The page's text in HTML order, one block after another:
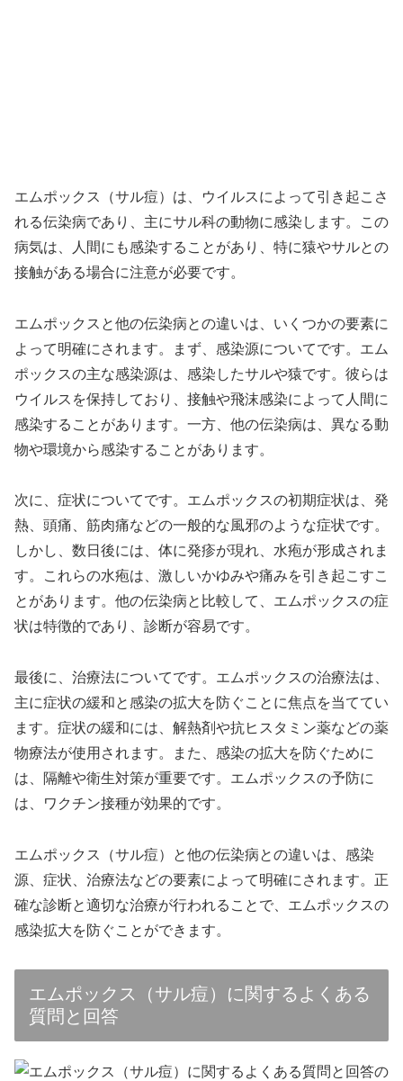
エムポックス（サル痘）は、ウイルスによって引き起こさ
れる伝染病であり、主にサル科の動物に感染します。この
病気は、人間にも感染することがあり、特に猿やサルとの
接触がある場合に注意が必要です。
エムポックスと他の伝染病との違いは、いくつかの要素に
よって明確にされます。まず、感染源についてです。エム
ポックスの主な感染源は、感染したサルや猿です。彼らは
ウイルスを保持しており、接触や飛沫感染によって人間に
感染することがあります。一方、他の伝染病は、異なる動
物や環境から感染することがあります。
次に、症状についてです。エムポックスの初期症状は、発
熱、頭痛、筋肉痛などの一般的な風邪のような症状です。
しかし、数日後には、体に発疹が現れ、水疱が形成されま
す。これらの水疱は、激しいかゆみや痛みを引き起こすこ
とがあります。他の伝染病と比較して、エムポックスの症
状は特徴的であり、診断が容易です。
最後に、治療法についてです。エムポックスの治療法は、
主に症状の緩和と感染の拡大を防ぐことに焦点を当ててい
ます。症状の緩和には、解熱剤や抗ヒスタミン薬などの薬
物療法が使用されます。また、感染の拡大を防ぐために
は、隔離や衛生対策が重要です。エムポックスの予防に
は、ワクチン接種が効果的です。
エムポックス（サル痘）と他の伝染病との違いは、感染
源、症状、治療法などの要素によって明確にされます。正
確な診断と適切な治療が行われることで、エムポックスの
感染拡大を防ぐことができます。
エムポックス（サル痘）に関するよくある
質問と回答